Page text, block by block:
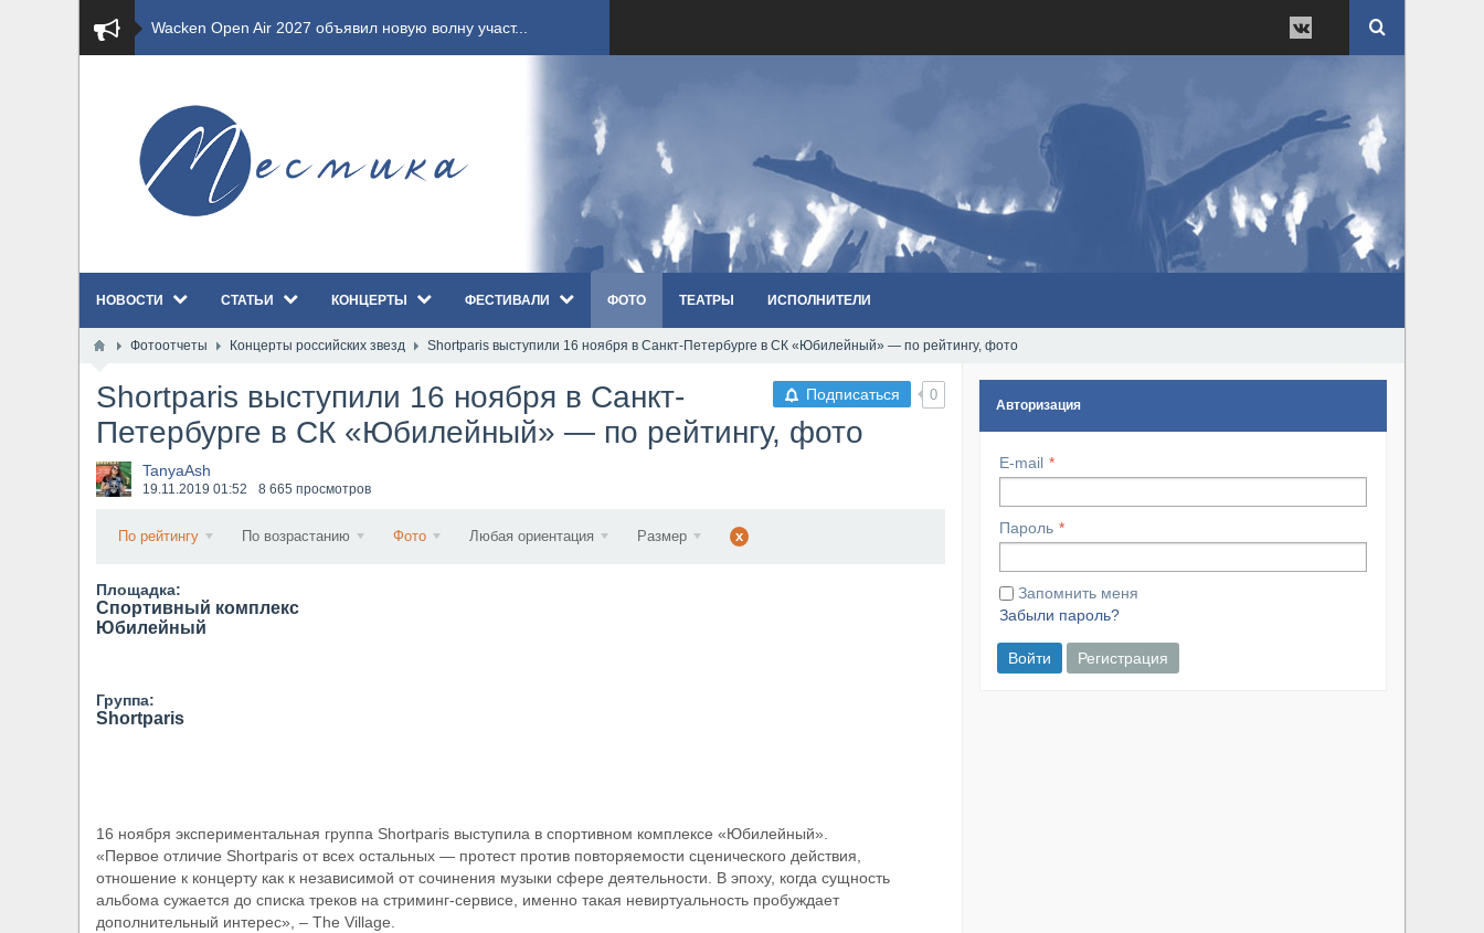
​Wacken Open Air 2027 объявил новую волну участ...
​Wacken Open Air 2026 полностью распродан
GHOST возвращаются на большие экраны с новым ко...
​Wacken Open Air 2026: открыт новый портал Cash...
Всероссийский рок-фестиваль HAMMER FEST впервые...
XANDRIA представили новый сингл под названием «...
НОВОСТИ СТАТЬИ КОНЦЕРТЫ ФЕСТИВАЛИ ФОТО ТЕАТРЫ ИСПОЛНИТЕЛИ
Фотоотчеты Концерты российских звезд Shortparis выступили 16 ноября в Санкт-Петербурге в СК «Юбилейный» — по рейтингу, фото
Подписаться 0
Shortparis выступили 16 ноября в Санкт-
Петербурге в СК «Юбилейный» — по рейтингу, фото
TanyaAsh
19.11.2019 01:52 8 665 просмотров
По рейтингу По возрастанию Фото Любая ориентация Размер x
Площадка:
Спортивный комплекс
Юбилейный
Группа:
Shortparis
16 ноября экспериментальная группа Shortparis выступила в спортивном комплексе «Юбилейный».
«Первое отличие Shortparis от всех остальных — протест против повторяемости сценического действия,
отношение к концерту как к независимой от сочинения музыки сфере деятельности. В эпоху, когда сущность
альбома сужается до списка треков на стриминг-сервисе, именно такая невиртуальность пробуждает
дополнительный интерес», – The Village.
Авторизация
E-mail
Пароль
Запомнить меня
Забыли пароль?
Войти Регистрация